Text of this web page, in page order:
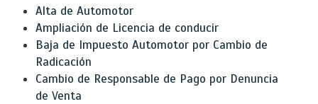
Alta de Automotor
Ampliación de Licencia de conducir
Baja de Impuesto Automotor por Cambio de
Radicación
Cambio de Responsable de Pago por Denuncia
de Venta